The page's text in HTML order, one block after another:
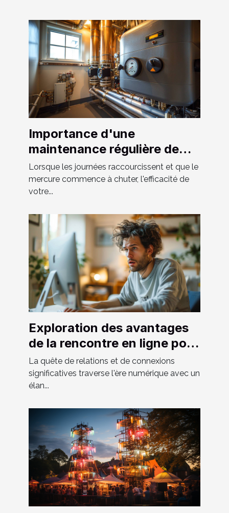
Importance d'une
maintenance régulière de
votre système de chauffage
et tuyauterie
Lorsque les journées raccourcissent et que le
mercure commence à chuter, l'efficacité de
votre...
Exploration des avantages
de la rencontre en ligne pour
hommes hétéros curieux
La quête de relations et de connexions
significatives traverse l'ère numérique avec un
élan...